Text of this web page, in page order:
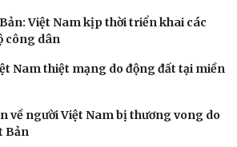
Việt Nam kịp thời triển khai các
công dân
Nam thiệt mạng do động đất tại miền
về người Việt Nam bị thương vong do
Bản